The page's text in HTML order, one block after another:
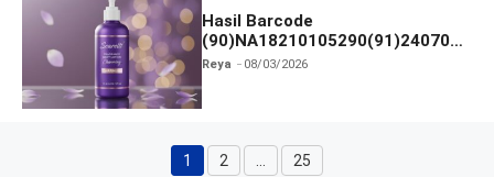
Hasil Barcode
(90)NA18210105290(91)240703
dan Izin BPOM
Reya 08/03/2026
Halaman
1 Halaman
2 … Halaman
25